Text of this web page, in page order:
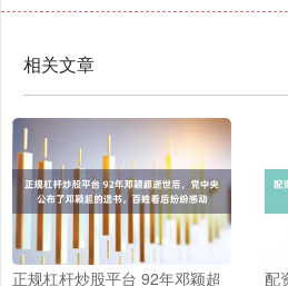
相关文章
正规杠杆炒股平台 92年邓颖超
配